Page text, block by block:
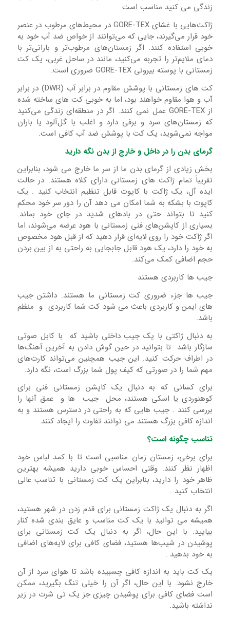
زندگی می کنید مناسب است.
ژاکت‌هایی با غشای GORE-TEX در محیط‌های مرطوب در عنصر
خود قرار می‌گیرند، جایی که می‌توانند از خواص ضد آب خود به
خوبی استفاده کنند. اگر زمستان‌های مرطوب‌تر و بارانی‌تر با
دمای ملایم‌تر را تجربه می‌کنید، مانند در ساحل غربی، یک کت
زمستانی با پوسته بیرونی GORE-TEX ضروری است.
کت های زمستانی با پوشش مقاوم در برابر آب (DWR) در برابر
آب و هوا مقاوم خواهند بود، اما به خوبی کت های ساخته شده
از GORE-TEX عمل نمی کنند. اگر در منطقه‌ای زندگی می‌کنید
که زمستان‌های سرد و برفی دارد و اغلب با گل‌آلود یا باران
مواجه نمی‌شوید، یک کت با پوشش ضد آب کافی است.
گرمای بدن را در داخل و خارج از بدن نگه دارید
بخش زیادی از گرمای بدن ما از سر ما خارج می شود، بنابراین
تقریباً تمام ژاکت های زمستانی دارای کلاه هستند. در حالت
ایده آل، یک ژاکت با کاپوت قابل تنظیم انتخاب کنید . یک
کاپوت با بشکه به شما امکان می دهد آن را دور سر خود محکم
کنید تا بتواند حتی در بادهای شدید در جای خود بماند.
بسیاری از کاپشن‌های فنی زمستانی با هود عرضه می‌شوند، اما
اگر ژاکت خود را روی لایه‌ای قرار دهید که از قبل هود مخصوص
به خود را دارد، یک هود قابل جابجایی به راحتی به از بین بردن
حجم اضافی کمک می‌کند.
جیب ها کاربردی هستند
جیب ها جزء ضروری کت زمستانی ما هستند. داشتن جیب
های ایمن و کاربردی باعث می شود کت شما کاربردی و منظم
باشد.
به دنبال ژاکتی با یک جیب داخلی باشید که با کابل صوتی
سازگار باشد تا بتوانید در حین گوش دادن به آخرین آهنگ‌ها
در اطراف حرکت کنید. این جیب همچنین می‌تواند کارت‌های
مهم شما را در صورتی که کیف پول شما بزرگ است، نگه دارد.
برای کسانی که به دنبال یک کاپشن زمستانی فنی برای
کوهنوردی یا اسکی هستند، محل جیب ها و عمق آنها را
بررسی کنند . جیب هایی که به راحتی در دسترس هستند و به
اندازه کافی بزرگ هستند می توانند تفاوت را ایجاد کنند.
تناسب چگونه است؟
برای برخی، زمستان زمان مناسبی است تا با کمد لباس خود
اظهار نظر کنند. وقتی احساس خوبی دارید همیشه بهترین
ظاهر خود را دارید، بنابراین یک کت زمستانی با تناسب عالی
انتخاب کنید .
اگر به دنبال یک ژاکت زمستانی برای قدم زدن در شهر هستید،
همیشه می توانید با یک کت مناسب و عایق بندی شده کنار
بیایید. با این حال، اگر به دنبال یک کت زمستانی برای
پوشیدن در شیب‌ها هستید، فضای کافی برای لایه‌های اضافی
به خود بدهید .
یک کت باید به اندازه کافی چسبیده باشد تا هوای سرد از آن
خارج نشود. با این حال، اگر آن را خیلی تنگ بگیرید، ممکن
است فضای کافی برای پوشیدن چیزی جز یک تی شرت در زیر
نداشته باشید.